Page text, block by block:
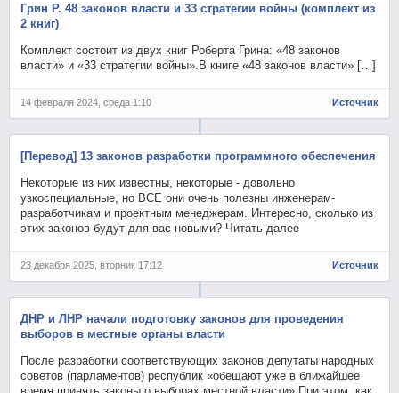
Грин Р. 48 законов власти и 33 стратегии войны (комплект из
2 книг)
Комплект состоит из двух книг Роберта Грина: «48 законов
власти» и «33 стратегии войны».В книге «48 законов власти» […]
14 февраля 2024, среда 1:10 Источник
[Перевод] 13 законов разработки программного обеспечения
Некоторые из них известны, некоторые - довольно
узкоспециальные, но ВСЕ они очень полезны инженерам-
разработчикам и проектным менеджерам. Интересно, сколько из
этих законов будут для вас новыми? Читать далее
23 декабря 2025, вторник 17:12 Источник
ДНР и ЛНР начали подготовку законов для проведения
выборов в местные органы власти
После разработки соответствующих законов депутаты народных
советов (парламентов) республик «обещают уже в ближайшее